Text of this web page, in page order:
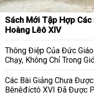
Sách Mới Tập Hợp
Hoàng Lêô XIV
Thông Điệp Của Đức
Chạy, Không Chỉ Trong
Các Bài Giảng Chưa
Bênêđíctô XVI Đã Được